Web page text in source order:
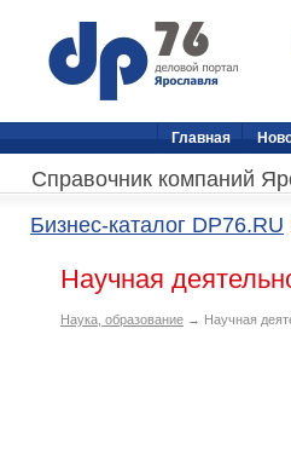
Главная
Справочник компаний
Бизнес-каталог DP76.RU
Научная
Наука, образование → Научная